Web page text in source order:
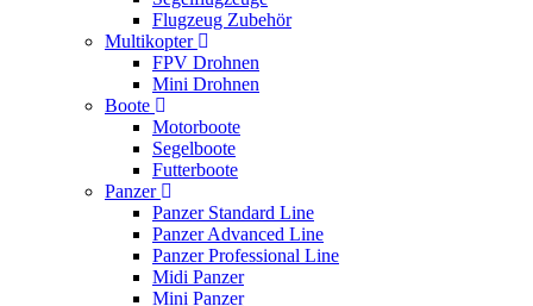
Flugzeug Zubehör
Multikopter
FPV Drohnen
Mini Drohnen
Boote
Motorboote
Segelboote
Futterboote
Panzer
Panzer Standard Line
Panzer Advanced Line
Panzer Professional Line
Midi Panzer
Mini Panzer